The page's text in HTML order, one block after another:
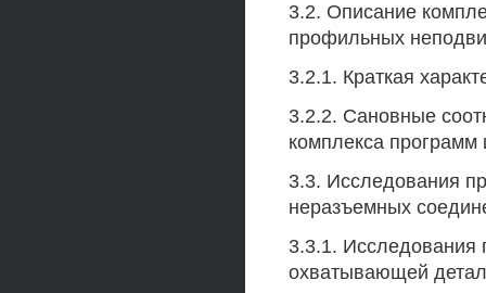
3.2. Описание
профильных
3.2.1. Краткая
3.2.2. Сановные
комплекса
3.3. Исследования
неразъемных
3.3.1. Исследования
охватывающей